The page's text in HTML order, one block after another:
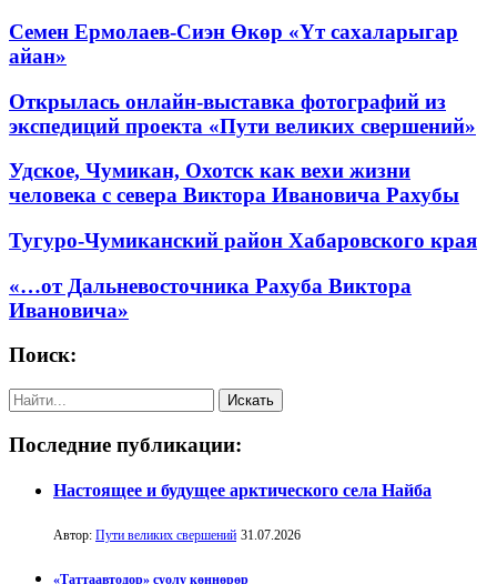
Семен Ермолаев-Сиэн Өкөр «Үт сахаларыгар
айан»
Открылась онлайн-выставка фотографий из
экспедиций проекта «Пути великих свершений»
Удское, Чумикан, Охотск как вехи жизни
человека с севера Виктора Ивановича Рахубы
Тугуро-Чумиканский район Хабаровского края
«…от Дальневосточника Рахуба Виктора
Ивановича»
Поиск:
Последние публикации:
Настоящее и будущее арктического села Найба
Автор: Пути великих свершений 31.07.2026
«Таттаавтодор» суолу көннөрөр